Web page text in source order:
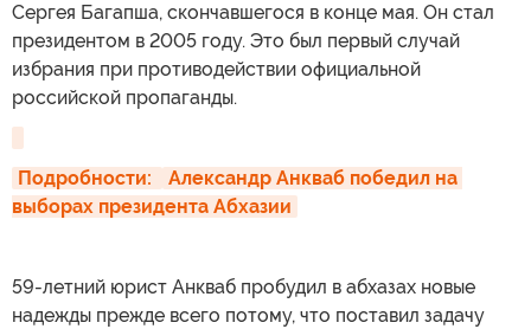
Сергея Багапша, скончавшегося в конце мая. Он стал
президентом в 2005 году. Это был первый случай
избрания при противодействии официальной
российской пропаганды.
Подробности:
Александр Анкваб победил на
выборах президента Абхазии
59-летний юрист Анкваб пробудил в абхазах новые
надежды прежде всего потому, что поставил задачу